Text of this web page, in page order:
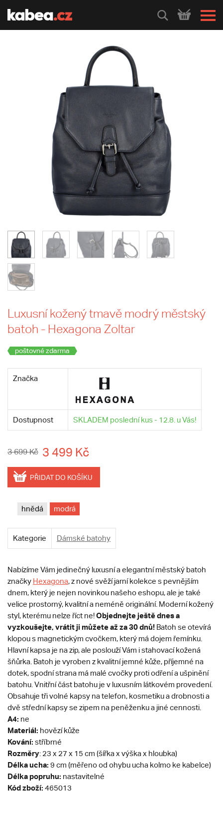
HLEDEJ
Luxusní kožený tmavě modrý městský
batoh - Hexagona Zoltar
poštovné zdarma
Značka
Dostupnost SKLADEM poslední kus - 12.8. u Vás!
3 699 Kč 3 499 Kč
PŘIDAT DO KOŠÍKU
hnědá modrá
Kategorie Dámské batohy
Nabízíme Vám jedinečný luxusní a elegantní městský batoh
značky Hexagona, z nové svěží jarní kolekce s pevnějším
dnem, který je nejen novinkou našeho eshopu, ale je také
velice prostorný, kvalitní a neméně originální. Moderní kožený
styl, kterému nelze říct ne!Objednejte ještě dnes a
vyzkoušejte, vrátit ji můžete až za 30 dnů! Batoh se otevírá
klopou s magnetickým cvočkem, který má dojem řemínku.
Hlavní kapsa je na zip, ale poslouží Vám i stahovací kožená
šňůrka. Batoh je vyroben z kvalitní jemné kůže, příjemné na
dotek, spodní strana má malé cvočky proti odření a ušpinění
batohu. Vnitřní část batohu je v luxusním látkovém provedení.
Obsahuje tři volné kapsy na telefon, kosmetiku a drobnosti a
dvě střední kapsy se zipem na peněženku a jiné cennosti.
A4: ne
Materiál: hovězí kůže
Kování: stříbrné
Rozměry: 23 x 27 x 15 cm (šířka x výška x hloubka)
Délka ucha: 9 cm (měřeno od ohybu ucha kolmo ke kabelce)
Délka popruhu: nastavitelné
Kód zboží: 465013